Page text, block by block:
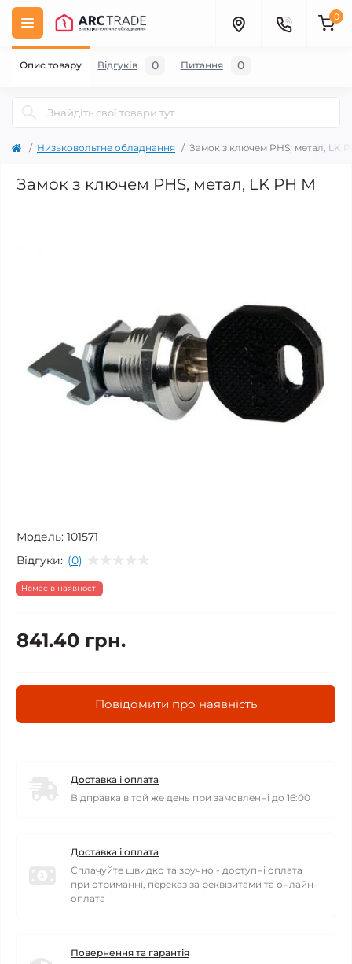
0
Низьковольтне обладнання Замок з ключем PHS, метал, LK
Замок з ключем PHS, метал, LK PH M
Модель: 101571
Відгуки: (0)
Немає в наявності
841.40 грн.
Повідомити про наявність
Доставка і оплата
Відправка в той же день при замовленні до 16:00
Доставка і оплата
Сплачуйте швидко та зручно - доступні оплата
при отриманні, переказ за реквізитами та онлайн-
оплата
Повернення та гарантія
Опис товару Відгуків 0 Питання 0